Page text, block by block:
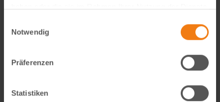
Notwendig
Präferenzen
Statistiken
weiterlesen